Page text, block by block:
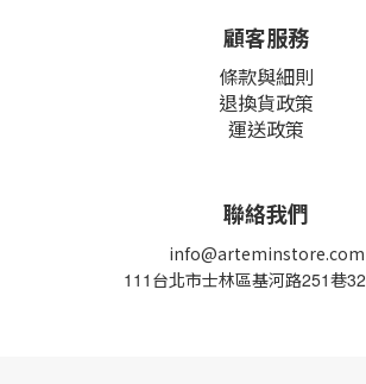
顧客服務
條款與細則
退換貨政策
運送政策
聯絡我們
info@arteminstore.com
111 台北市士林區基河路251巷32